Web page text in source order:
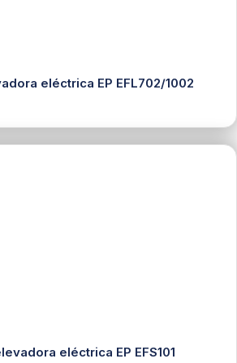
eléctrica EP EFL702/1002
eléctrica EP EFS101